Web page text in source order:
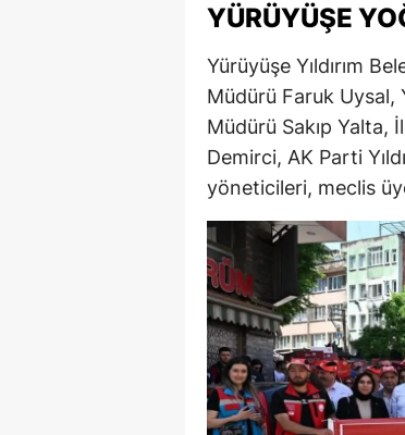
YÜRÜYÜŞE
Yürüyüşe Yıldırım
Müdürü Faruk Uysal,
Müdürü Sakıp Yalta,
Demirci, AK Parti
yöneticileri, meclis